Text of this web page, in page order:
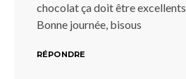
chocolat ça doit être
Bonne journée, bisous
RÉPONDRE